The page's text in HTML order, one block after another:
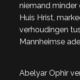
niemand minder
Huis Hrist,
verhoudingen
Mannheimse
Abelyar Ophir